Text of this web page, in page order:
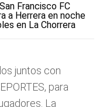
Francisco FC
a Herrera en noche
en La Chorrera
juntos con
para
La